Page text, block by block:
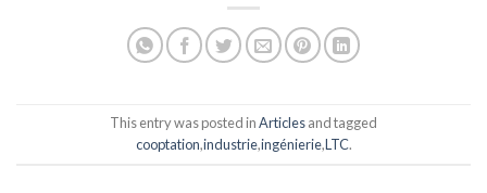
This entry was posted inArticlesand tagged
cooptation,industrie,ingénierie,LTC.